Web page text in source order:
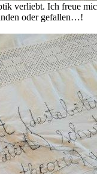
verliebt. Ich freue
oder gefallen…!